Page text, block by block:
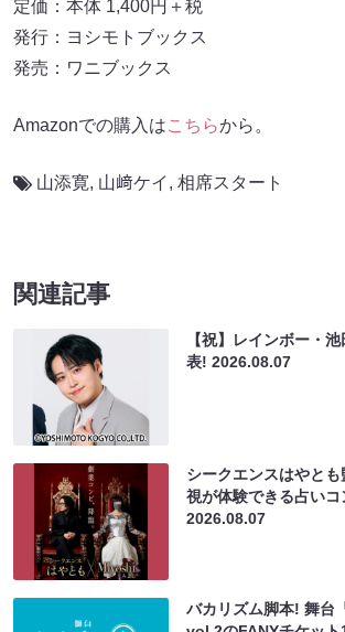
定価：本体 1,400円＋税
発行：ヨシモトブックス
発売：ワニブックス
Amazonでの購入はこちらから。
山添寛, 山﨑ケイ , 相席スタート
関連記事
【祝】レインボー・
表!2026.08.07
シークエンスはやと
視が体験できる占い
2026.08.07
バカリズム脚本! 舞台